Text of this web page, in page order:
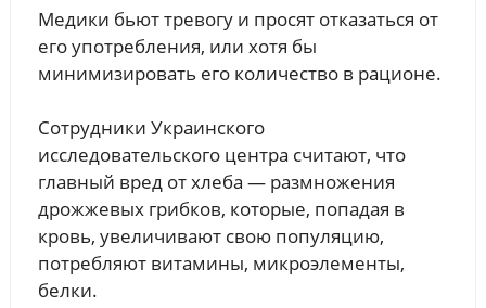
Медики бьют тревогу и просят отказаться от
его употребления, или хотя бы
минимизировать его количество в рационе.
Сотрудники Украинского
исследовательского центра считают, что
главный вред от хлеба — размножения
дрожжевых грибков, которые, попадая в
кровь, увеличивают свою популяцию,
потребляют витамины, микроэлементы,
белки.